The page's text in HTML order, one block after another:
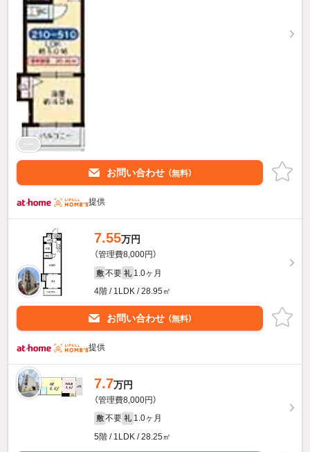
お問い合わせ （無料）
提供
7.55万円
（管理費8,000円）
敷 不要 礼 1.0ヶ月
4階 / 1LDK / 28.95㎡
お問い合わせ （無料）
提供
7.7万円
（管理費8,000円）
敷 不要 礼 1.0ヶ月
5階 / 1LDK / 28.25㎡